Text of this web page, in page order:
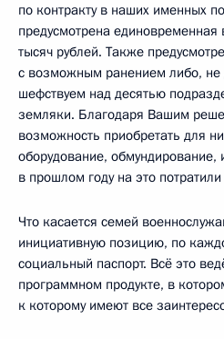
по контракту в наших именных
предусмотрена
тысяч рублей. Также
с возможным ранением либо,
шефствуем над десятью
земляки. Благодаря Вашим
возможность приобретать для
оборудование,
в прошлом году на это
Что касается семей
инициативную позицию, по
социальный паспорт. Всё это
программном продукте, в
к которому имеют все